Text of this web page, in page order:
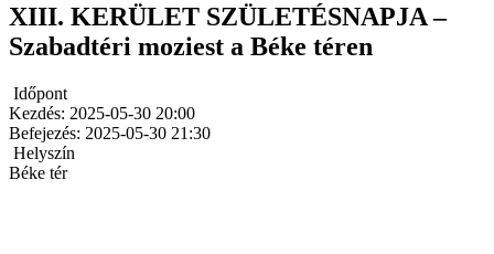
XIII. KERÜLET SZÜLETÉSNAPJA –
Szabadtéri moziest a Béke téren
Időpont
Kezdés: 2025-05-30 20:00
Befejezés: 2025-05-30 21:30
Helyszín
Béke tér